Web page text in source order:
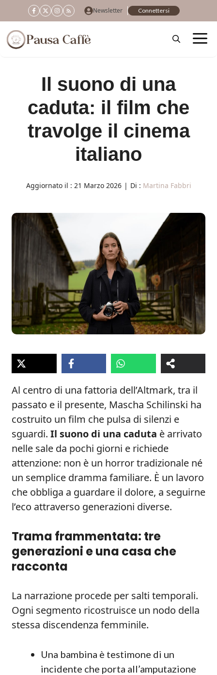
al
contenuto
Newsletter Connettersi
Il suono di una
caduta: il film che
travolge il cinema
italiano
Aggiornato il : 21 Marzo 2026 | Di : Martina Fabbri
Al centro di una fattoria dell’Altmark, tra il
passato e il presente, Mascha Schilinski ha
costruito un film che pulsa di silenzi e
sguardi. Il suono di una caduta è arrivato
nelle sale da pochi giorni e richiede
attenzione: non è un horror tradizionale né
un semplice dramma familiare. È un lavoro
che obbliga a guardare il dolore, a seguirne
l’eco attraverso generazioni diverse.
Trama frammentata: tre
generazioni e una casa che
racconta
La narrazione procede per salti temporali.
Ogni segmento ricostruisce un nodo della
stessa discendenza femminile.
Una bambina è testimone di un
incidente che porta all’amputazione